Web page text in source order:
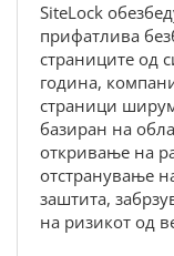
SiteLock
прифатлива
страниците од
година,
страници
базиран на
откривање на
отстранување
заштита,
на ризикот од